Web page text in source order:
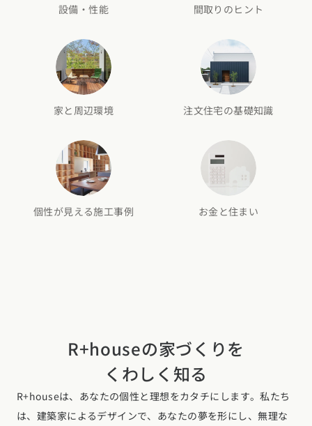
設備・性能 間取りのヒント
家と周辺環境 注文住宅の基礎知識
個性が見える施工事例 お金と住まい
R+houseの家づくりを
くわしく知る
R+houseは、あなたの個性と理想をカタチにします。私たち
は、建築家によるデザインで、あなたの夢を形にし、無理な